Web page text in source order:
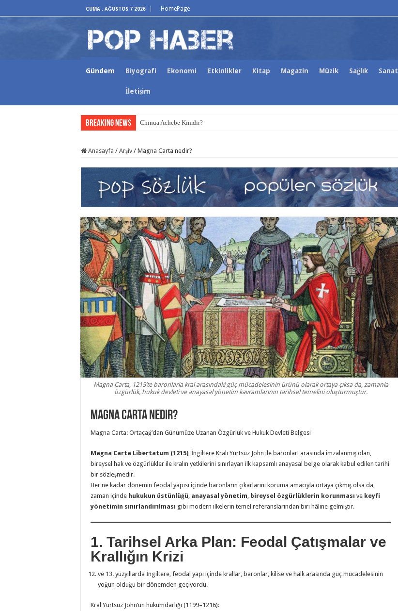
CUMA , AĞUSTOS 7 2026 HomePage
Gündem Biyografi Ekonomi Etkinlikler Kitap Magazin Müzik Sağlık Sanat
İletişim
Breaking News Chinua Achebe Kimdir?
Anasayfa / Arşiv / Magna Carta nedir?
Magna Carta, 1215’te baronlarla kral arasındaki güç mücadelesinin ürünü olarak ortaya çıksa da, zamanla
özgürlük, hukuk devleti ve anayasal yönetim kavramlarının tarihsel temelini oluşturmuştur.
Magna Carta nedir?
Magna Carta: Ortaçağ’dan Günümüze Uzanan Özgürlük ve Hukuk Devleti Belgesi
Magna Carta Libertatum (1215) , İngiltere Kralı Yurtsuz John ile baronları arasında imzalanmış olan,
bireysel hak ve özgürlükler ile kralın yetkilerini sınırlayan ilk kapsamlı anayasal belge olarak kabul edilen tarihi
bir sözleşmedir.
Her ne kadar dönemin feodal yapısı içinde baronların çıkarlarını koruma amacıyla ortaya çıkmış olsa da,
zaman içinde hukukun üstünlüğü anayasal yönetim bireysel özgürlüklerin korunması ve keyfi
yönetimin sınırlandırılması gibi modern ilkelerin temel referanslarından biri hâline gelmiştir.
1. Tarihsel Arka Plan: Feodal Çatışmalar ve
Krallığın Krizi
ve 13. yüzyıllarda İngiltere, feodal yapı içinde krallar, baronlar, kilise ve halk arasında güç mücadelesinin
yoğun olduğu bir dönemden geçiyordu.
Kral Yurtsuz John’un hükümdarlığı (1199–1216):